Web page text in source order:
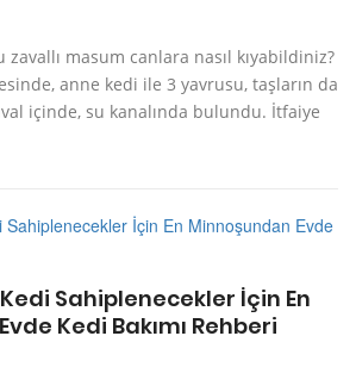
zavallı masum canlara nasıl kıyabildiniz?
anne kedi ile 3 yavrusu, taşların da
içinde, su kanalında bulundu. İtfaiye
Sahiplenecekler İçin En
Kedi Bakımı Rehberi